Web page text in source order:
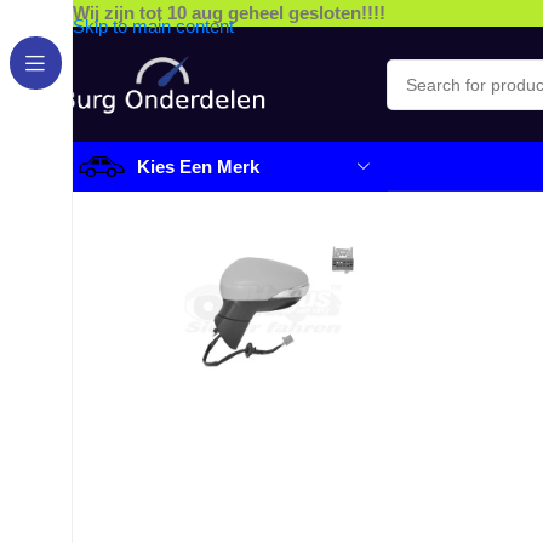
Skip to main content
Wij zijn tot 10 aug geheel gesloten!!!!
Kies Een Merk